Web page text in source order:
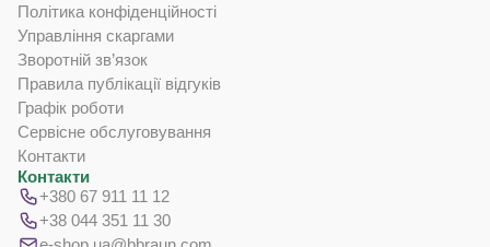
Політика конфіденційності
Управління скаргами
Зворотній зв’язок
Правила публікації відгуків
Графік роботи
Сервісне обслуговування
Контакти
Контакти
+380 67 911 11 12
+38 044 351 11 30